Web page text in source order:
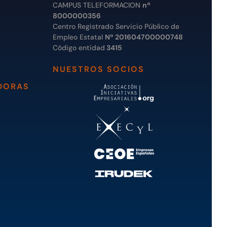
CAMPUS TELEFORMACION nº
8000000356
Centro Registrado Servicio Público de
Empleo Estatal Nº 201604700000748
Código entidad 3415
NUESTROS SOCIOS